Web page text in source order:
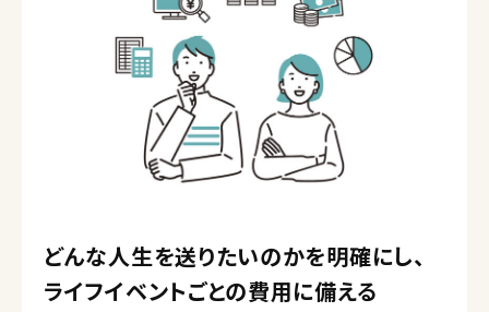
どんな人生を送りたいのかを明確にし、
ライフイベントごとの費用に備える